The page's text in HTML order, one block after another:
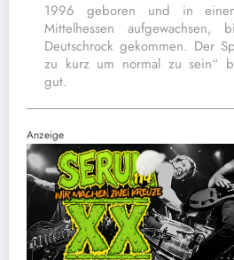
1996 geboren und in
Mittelhessen
Deutschrock gekommen. Der
zu kurz um normal zu sein“
gut.
Anzeige